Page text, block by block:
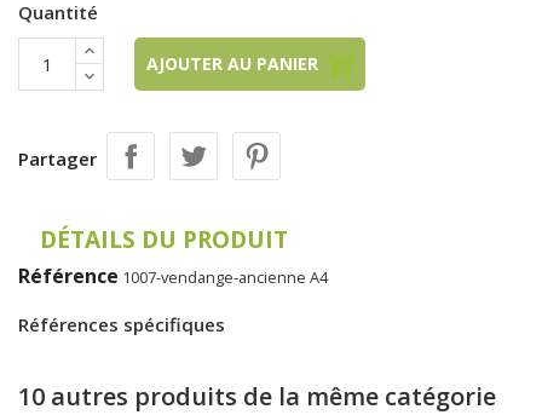
Quantité
AJOUTER AU PANIER
Partager
DÉTAILS DU PRODUIT
Référence 1007-vendange-ancienne A4
Références spécifiques
10 autres produits de la même catégorie